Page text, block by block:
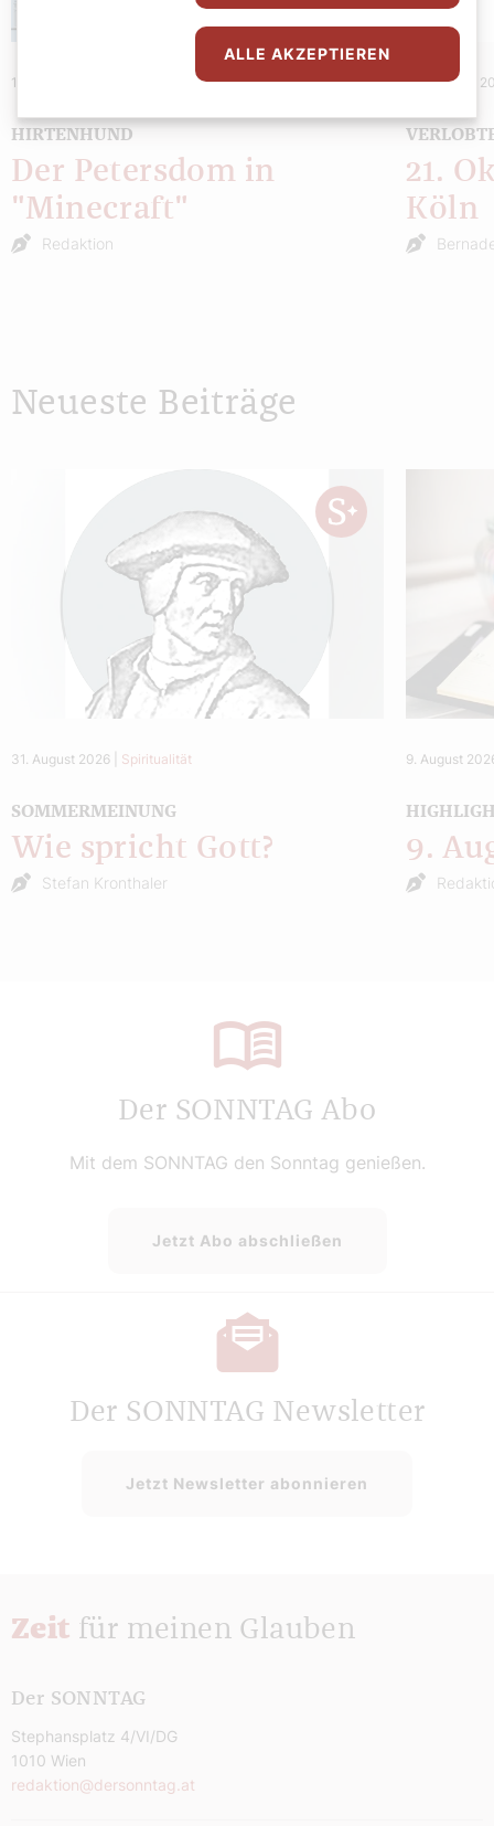
18. November 2024 Hirtenhund
HIRTENHUND
Der Petersdom in
"Minecraft"
Redaktion
15. Oktober
21.
Köln
Neueste Beiträge
31. August 2026 Spiritualität
SOMMERMEINUNG
Wie spricht Gott?
Stefan Kronthaler
9. August
9.
Der SONNTAG Abo
Mit dem SONNTAG den Sonntag genießen.
Jetzt Abo abschließen
Der SONNTAG Newsletter
Jetzt Newsletter abonnieren
Zeit für meinen Glauben
Der SONNTAG
Stephansplatz 4/VI/DG
1010 Wien
redaktion@dersonntag.at
ALLE AKZEPTIEREN